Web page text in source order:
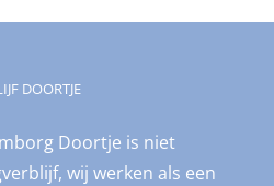
DOORTJE
Doortje is niet
wij werken als een